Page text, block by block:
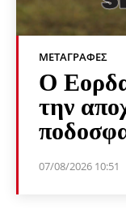
ΜΕΤΑΓΡΑΦΈΣ
Ο
την
07/08/2026 10:51